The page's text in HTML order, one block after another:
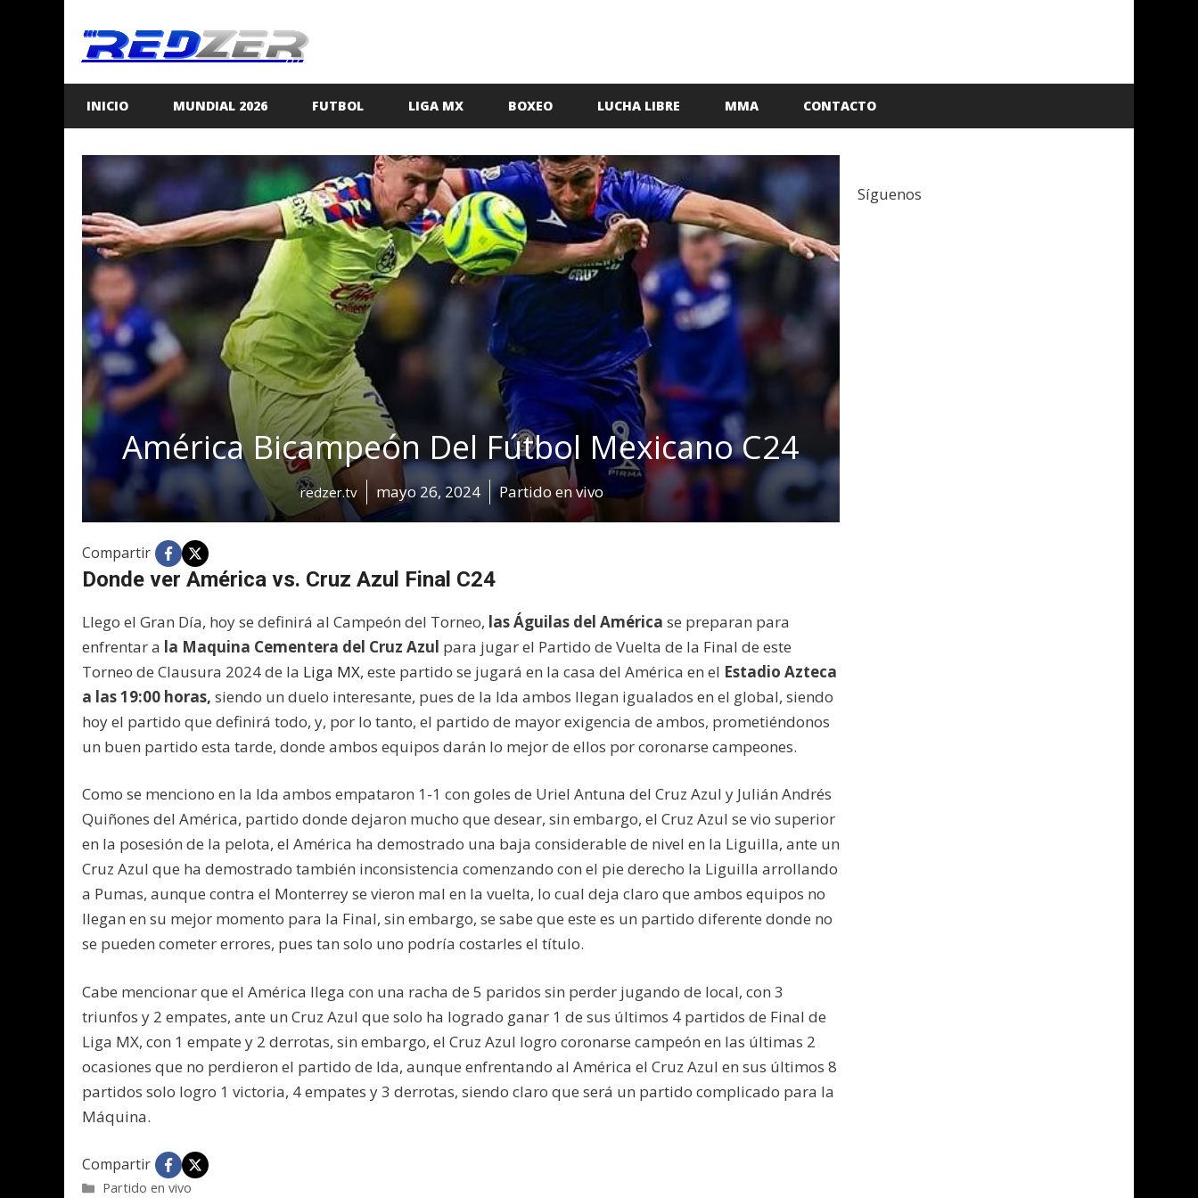
contenido
INICIO MUNDIAL 2026 FUTBOL LIGA MX BOXEO LUCHA LIBRE MMA CONTACTO
América Bicampeón Del Fútbol Mexicano C24
redzer.tv mayo 26, 2024 Partido en vivo
Compartir
Donde ver América vs. Cruz Azul Final C24
Llego el Gran Día, hoy se definirá al Campeón del Torneo, las Águilas del América se preparan para
enfrentar a la Maquina Cementera del Cruz Azul para jugar el Partido de Vuelta de la Final de este
Torneo de Clausura 2024 de la Liga MX, este partido se jugará en la casa del América en el Estadio Azteca
a las 19:00 horas, siendo un duelo interesante, pues de la Ida ambos llegan igualados en el global, siendo
hoy el partido que definirá todo, y, por lo tanto, el partido de mayor exigencia de ambos, prometiéndonos
un buen partido esta tarde, donde ambos equipos darán lo mejor de ellos por coronarse campeones.
Como se menciono en la Ida ambos empataron 1-1 con goles de Uriel Antuna del Cruz Azul y Julián Andrés
Quiñones del América, partido donde dejaron mucho que desear, sin embargo, el Cruz Azul se vio superior
en la posesión de la pelota, el América ha demostrado una baja considerable de nivel en la Liguilla, ante un
Cruz Azul que ha demostrado también inconsistencia comenzando con el pie derecho la Liguilla arrollando
a Pumas, aunque contra el Monterrey se vieron mal en la vuelta, lo cual deja claro que ambos equipos no
llegan en su mejor momento para la Final, sin embargo, se sabe que este es un partido diferente donde no
se pueden cometer errores, pues tan solo uno podría costarles el título.
Cabe mencionar que el América llega con una racha de 5 paridos sin perder jugando de local, con 3
triunfos y 2 empates, ante un Cruz Azul que solo ha logrado ganar 1 de sus últimos 4 partidos de Final de
Liga MX, con 1 empate y 2 derrotas, sin embargo, el Cruz Azul logro coronarse campeón en las últimas 2
ocasiones que no perdieron el partido de Ida, aunque enfrentando al América el Cruz Azul en sus últimos 8
partidos solo logro 1 victoria, 4 empates y 3 derrotas, siendo claro que será un partido complicado para la
Máquina.
Compartir
Categorías
Partido en vivo
Síguenos